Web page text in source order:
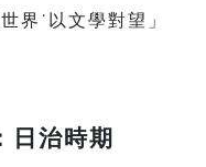
日治時期